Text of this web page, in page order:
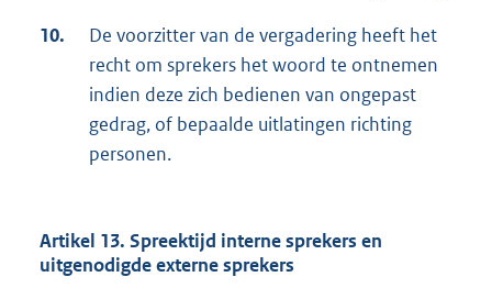
10.
De voorzitter van de vergadering heeft het
recht om sprekers het woord te ontnemen
indien deze zich bedienen van ongepast
gedrag, of bepaalde uitlatingen richting
personen.
Artikel 13. Spreektijd interne sprekers en
uitgenodigde externe sprekers